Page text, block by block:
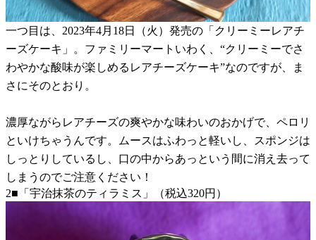
一つ目は、2023年4月18日（火）発売の「クリーミーレアチ
ーズケーキ」。ファミリーマートいわく、“クリーミーでさ
わやかな酸味が楽しめるレアチーズケーキ”なのですが、ま
さにそのとおり。
濃厚ながらレアチーズの爽やかな味わいのおかげで、ペロリ
といけちゃうんです。ムースはふわっと軽いし、スポンジは
しっとりしているし、口の中からあっという間に消え去って
しまうのでご注意ください！
2■「宇治抹茶のティラミス」（税込320円）